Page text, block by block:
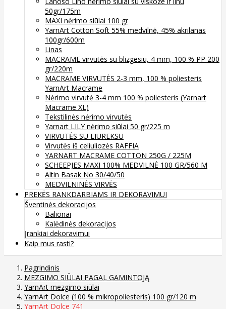
50gr/175m
MAXI nėrimo siūlai 100 gr
YarnArt Cotton Soft 55% medvilnė, 45% akrilanas
100gr/600m
Linas
MACRAME virvutės su blizgesiu, 4 mm, 100 % PP 200
gr/220m
MACRAME VIRVUTĖS 2-3 mm, 100 % poliesteris
YarnArt Macrame
Nėrimo virvutė 3-4 mm 100 % poliesteris (Yarnart
Macrame XL)
Tekstilinės nėrimo virvutės
Yarnart LILY nėrimo siūlai 50 gr/225 m
VIRVUTĖS SU LIUREKSU
Virvutės iš celiuliozės RAFFIA
YARNART MACRAME COTTON 250G / 225M
SCHEEPJES MAXI 100% MEDVILNĖ 100 GR/560 M
Altin Basak No 30/40/50
MEDVILNINĖS VIRVĖS
PREKĖS RANKDARBIAMS IR DEKORAVIMUI
Šventinės dekoracijos
Balionai
Kalėdinės dekoracijos
Įrankiai dekoravimui
Kaip mus rasti?
Pagrindinis
MEZGIMO SIŪLAI PAGAL GAMINTOJĄ
YarnArt mezgimo siūlai
YarnArt Dolce (100 % mikropoliesteris) 100 gr/120 m
YarnArt Dolce 741